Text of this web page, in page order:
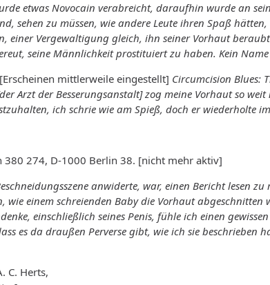
etwas Novocain verabreicht, daraufhin wurde an
sehen zu müssen, wie andere Leute ihren Spaß
einer Vergewaltigung gleich, ihn seiner Vorhaut
seine Männlichkeit prostituiert zu haben. Kein
mittlerweile eingestellt] Circumcision Blues:
Arzt der Besserungsanstalt] zog meine Vorhaut so
ich schrie wie am Spieß, doch er wiederholte
380 274, D-1000 Berlin 38. [nicht mehr aktiv]
anwiderte, war, einen Bericht lesen
wie einem schreienden Baby die Vorhaut
einschließlich seines Penis, fühle ich einen
es da draußen Perverse gibt, wie ich sie beschrieben
C. Herts,